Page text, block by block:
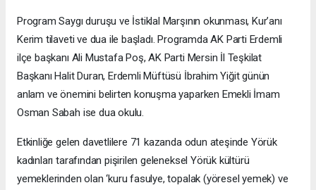
Program Saygı duruşu ve İstiklal Marşının okunması, Kur’anı
Kerim tilaveti ve dua ile başladı. Programda AK Parti Erdemli
ilçe başkanı Ali Mustafa Poş, AK Parti Mersin İl Teşkilat
Başkanı Halit Duran, Erdemli Müftüsü İbrahim Yiğit günün
anlam ve önemini belirten konuşma yaparken Emekli İmam
Osman Sabah ise dua okulu.
Etkinliğe gelen davetlilere 71 kazanda odun ateşinde Yörük
kadınları tarafından pişirilen geleneksel Yörük kültürü
yemeklerinden olan ‘kuru fasulye, topalak (yöresel yemek) ve